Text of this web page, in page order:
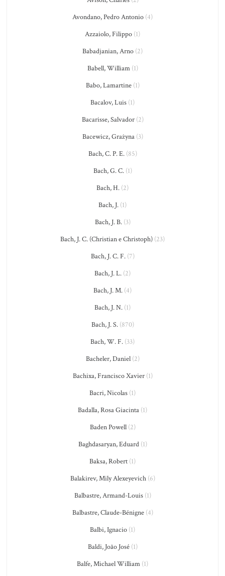
Avondano, Pedro Antonio (4)
Azzaiolo, Filippo (1)
Babadjanian, Arno (2)
Babell, William(1)
Babo, Lamartine(1)
Bacalov, Luis (1)
Bacarisse, Salvador(2)
Bacewicz, Grażyna(3)
Bach, C. P. E.(85)
Bach, G. C.(1)
Bach, H. (2)
Bach, J. (1)
Bach, J. B.(3)
Bach, J. C. (Christian e Christoph) (23)
Bach, J. C. F.(7)
Bach, J. L. (2)
Bach, J. M. (4)
Bach, J. N. (1)
Bach, J. S.(870)
Bach, W. F. (33)
Bacheler, Daniel(2)
Bachixa, Francisco Xavier(1)
Bacri, Nicolas (1)
Badalla, Rosa Giacinta (1)
Baden Powell(2)
Baghdasaryan, Eduard(1)
Baksa, Robert (1)
Balakirev, Mily Alexeyevich(6)
Balbastre, Armand-Louis(1)
Balbastre, Claude-Bénigne(4)
Balbi, Ignacio (1)
Baldi, João José(1)
Balfe, Michael William (1)